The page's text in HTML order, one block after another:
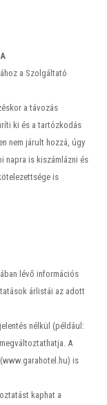
a Szolgáltató
a távozás
ki és a tartózkodás
nem járult hozzá, úgy
napra is kiszámlázni és
is
lévő információs
árlistái az adott
nélkül (például:
A
is
kaphat a